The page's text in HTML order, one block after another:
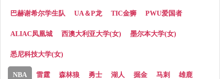
巴赫谢希尔学生队 UA＆P龙 TIC金狮 PWU爱国者
ALIAC凤凰城 西澳大利亚大学(女) 墨尔本大学(女)
悉尼科技大学(女)
NBA 雷霆 森林狼 勇士 湖人 掘金 马刺 雄鹿